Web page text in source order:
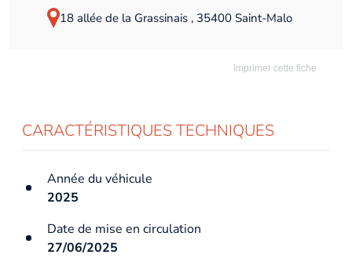
18 allée de la Grassinais , 35400 Saint-Malo
Imprimer cette fiche
CARACTÉRISTIQUES TECHNIQUES
Année du véhicule
2025
Date de mise en circulation
27/06/2025